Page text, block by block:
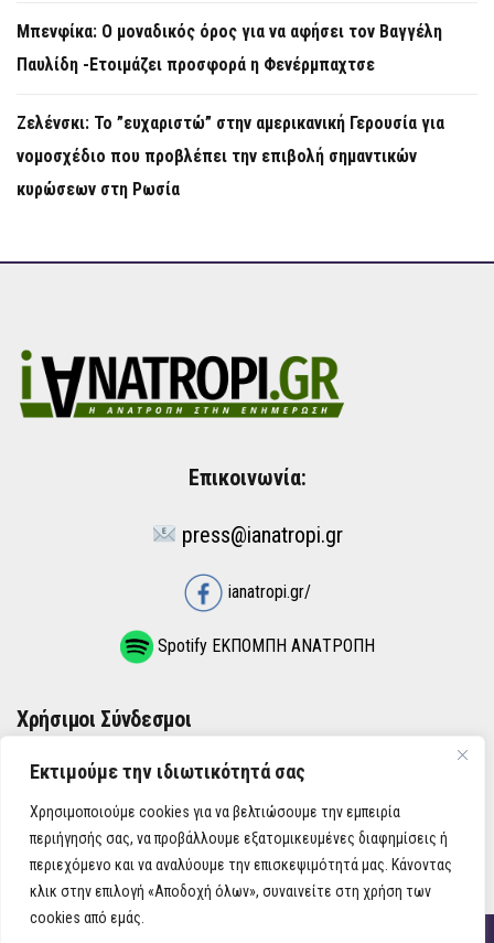
Εκτιμούμε την ιδιωτικότητά σας
Χρησιμοποιούμε cookies για να βελτιώσουμε την εμπειρία
περιήγησής σας, να προβάλλουμε εξατομικευμένες διαφημίσεις ή
περιεχόμενο και να αναλύουμε την επισκεψιμότητά μας. Κάνοντας
κλικ στην επιλογή «Αποδοχή όλων», συναινείτε στη χρήση των
cookies από εμάς.
Μπενφίκα: Ο μοναδικός όρος για να αφήσει τον Βαγγέλη
Παυλίδη -Ετοιμάζει προσφορά η Φενέρμπαχτσε
Ζελένσκι: Το ”ευχαριστώ” στην αμερικανική Γερουσία για
νομοσχέδιο που προβλέπει την επιβολή σημαντικών
κυρώσεων στη Ρωσία
Επικοινωνία:
press@ianatropi.gr
ianatropi.gr/
Spotify ΕΚΠΟΜΠΗ ΑΝΑΤΡΟΠΗ
Χρήσιμοι Σύνδεσμοι
ΌΡΟΙ ΧΡΉΣΗΣ
ΠΟΛΙΤΙΚΉ ΑΠΟΡΡΉΤΟΥ